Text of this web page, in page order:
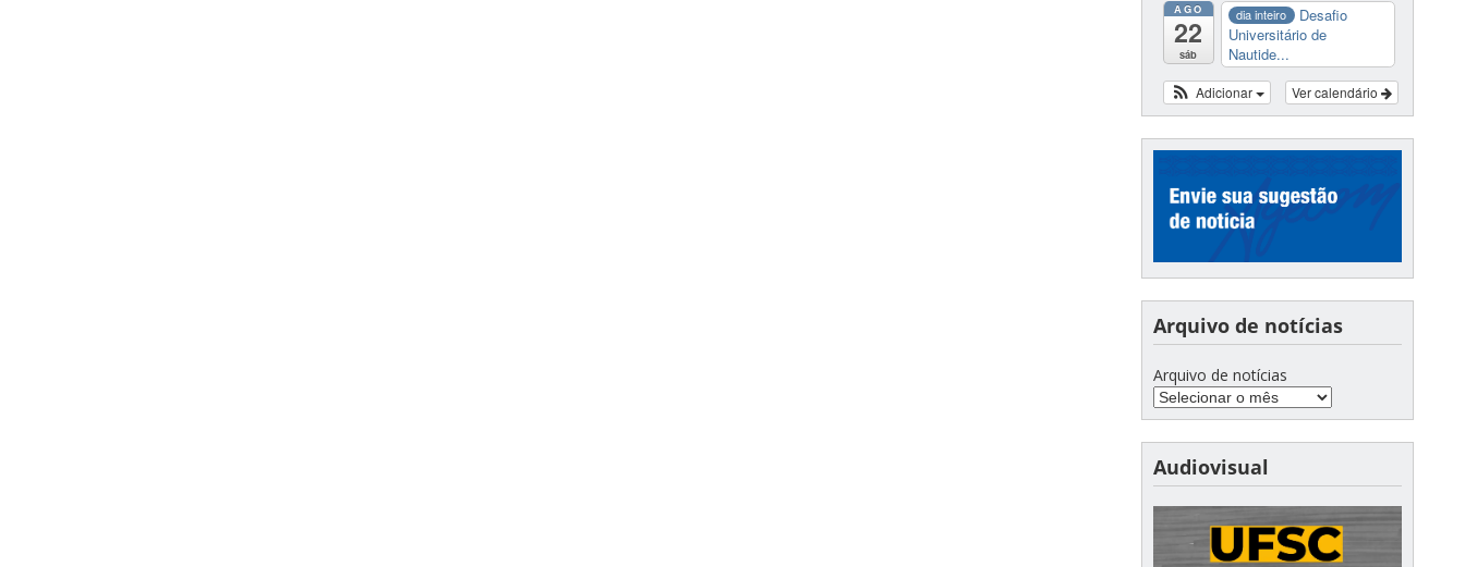
AGO
22
sáb
dia inteiro
Desafio
Universitário de
Nautide...
Ver calendário
Adicionar
Arquivo de notícias
Arquivo de notícias
Audiovisual